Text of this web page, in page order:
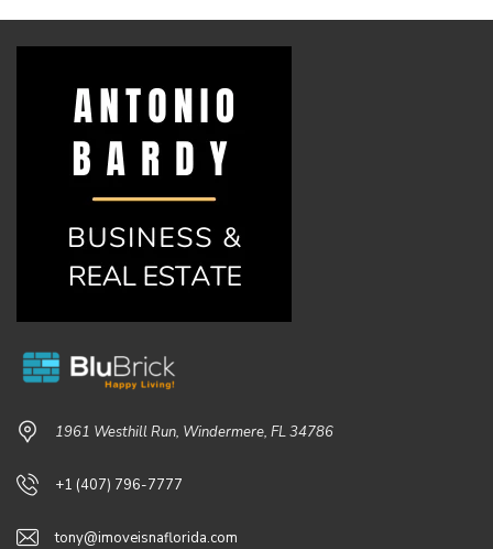
1961 Westhill Run, Windermere, FL 34786
+1 (407) 796-7777
tony@imoveisnaflorida.com